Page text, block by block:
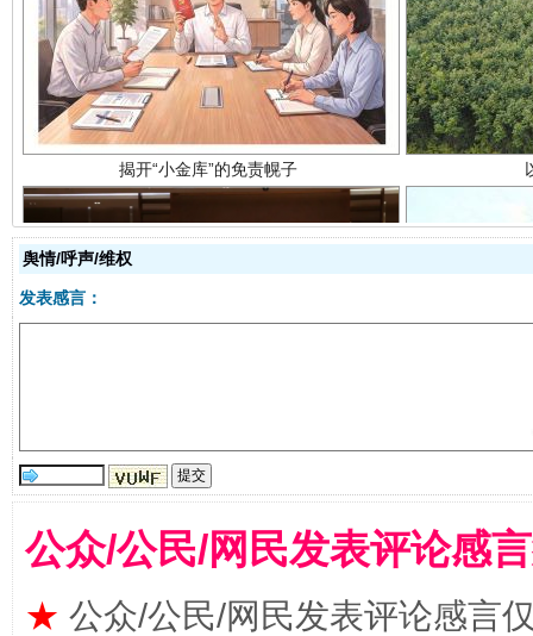
揭开“小金库”的免责幌子
受贿1.44亿！段成刚被判无期 从幼
舆情/呼声/维权
发表感言：
公众/公民/网民发表评论感
★ 公众/公民/网民发表评论感言